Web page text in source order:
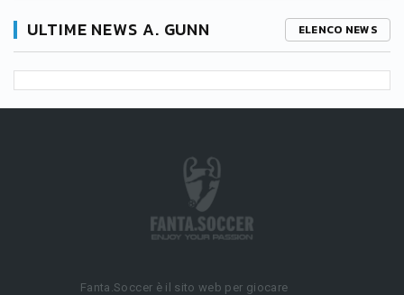
ULTIME NEWS A. GUNN ELENCO NEWS
Fanta.Soccer è il sito web per giocare